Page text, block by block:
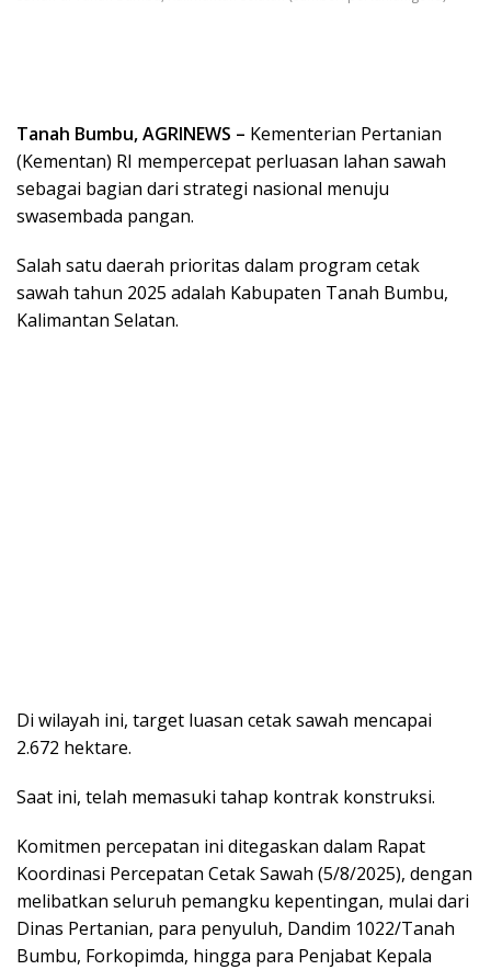
Tanah Bumbu, AGRINEWS – Kementerian Pertanian
(Kementan) RI mempercepat perluasan lahan sawah
sebagai bagian dari strategi nasional menuju
swasembada pangan.
Salah satu daerah prioritas dalam program cetak
sawah tahun 2025 adalah Kabupaten Tanah Bumbu,
Kalimantan Selatan.
Di wilayah ini, target luasan cetak sawah mencapai
2.672 hektare.
Saat ini, telah memasuki tahap kontrak konstruksi.
Komitmen percepatan ini ditegaskan dalam Rapat
Koordinasi Percepatan Cetak Sawah (5/8/2025), dengan
melibatkan seluruh pemangku kepentingan, mulai dari
Dinas Pertanian, para penyuluh, Dandim 1022/Tanah
Bumbu, Forkopimda, hingga para Penjabat Kepala